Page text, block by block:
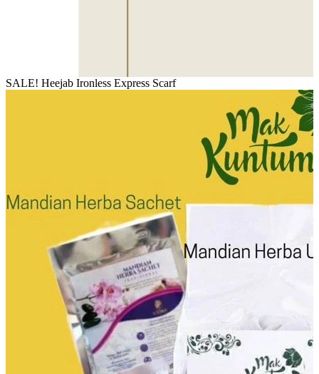
SALE! Heejab Ironless Express Scarf